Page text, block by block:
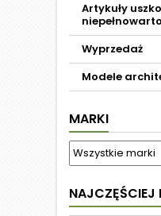
Artykuły
Wyprzedaż
Modele
MARKI
NAJCZĘŚCIEJ